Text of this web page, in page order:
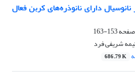
دارای نانوذره‌های کربن فعال
153-163
شریفی فرد
686.79 K